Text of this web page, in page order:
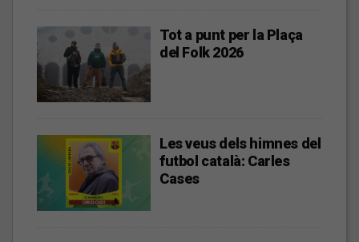
Tot a punt per la Plaça
del Folk 2026
Les veus dels himnes del
futbol català: Carles
Cases